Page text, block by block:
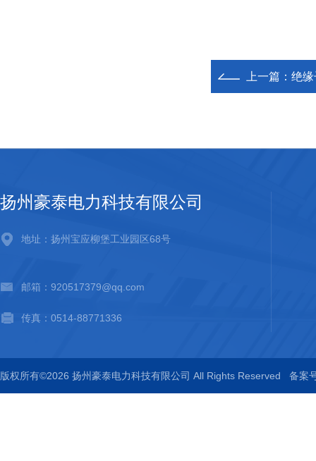
上一篇： 绝
扬州豪泰电力科技有限公司
地址：扬州宝应柳堡工业园区68号
邮箱：920517379@qq.com
传真：0514-88771336
版权所有©2026 扬州豪泰电力科技有限公司 All Rights Reserved 备案